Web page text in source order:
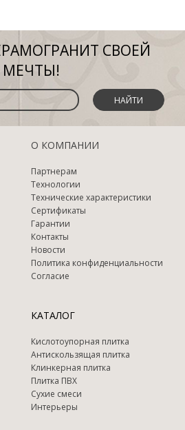
СВОЕЙ
МЕЧТЫ!
НАЙТИ
О КОМПАНИИ
Партнерам
Технологии
Технические характеристики
Сертификаты
Гарантии
Контакты
Новости
Политика конфиденциальности
Согласие
КАТАЛОГ
Кислотоупорная плитка
Антискользящая плитка
Клинкерная плитка
Плитка ПВХ
Сухие смеси
Интерьеры